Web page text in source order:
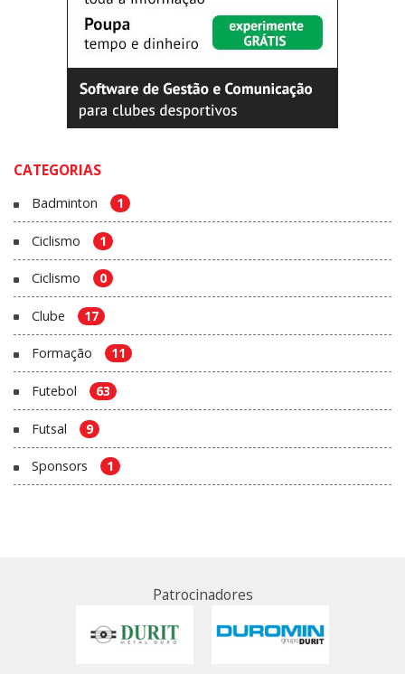
CATEGORIAS
Badminton 1
Ciclismo 1
Ciclismo 0
Clube 17
Formação 11
Futebol 63
Futsal 9
Sponsors 1
Patrocinadores